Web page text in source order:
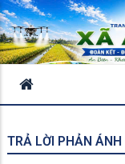
TRẢ LỜI PHẢN